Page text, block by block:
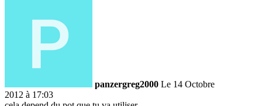
panzergreg2000 Le 14 Octobre
2012 à 17:03